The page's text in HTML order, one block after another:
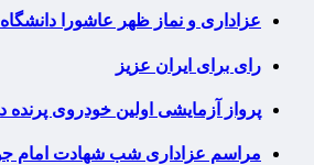
عزاداری و نماز ظهر عاشورا
رای برای ایران عزیز
پرواز آزمایشی اولین خودروی پرنده
مراسم عزاداری شب شهادت امام